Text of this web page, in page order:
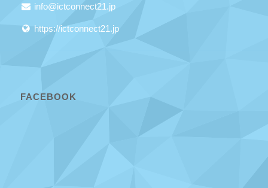
info@ictconnect21.jp
https://ictconnect21.jp
FACEBOOK